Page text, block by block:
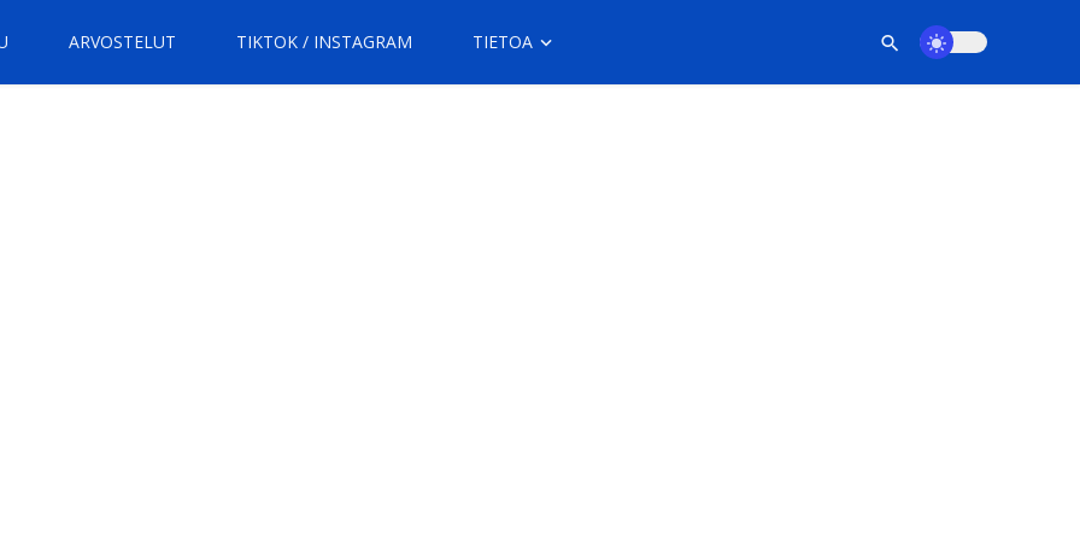
ARVOSTELUT TIKTOK / INSTAGRAM TIETOA